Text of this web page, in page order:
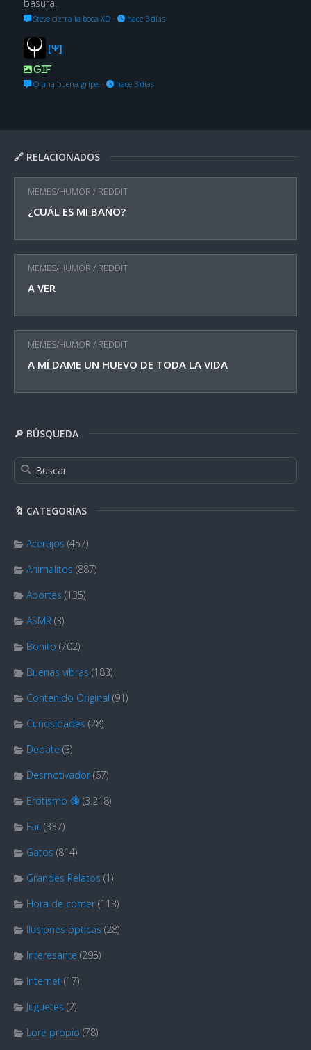
🔗 RELACIONADOS
MEMES/HUMOR / REDDIT
¿CUÁL ES MI BAÑO?
MEMES/HUMOR / REDDIT
A VER
MEMES/HUMOR / REDDIT
A MÍ DAME UN HUEVO DE TODA LA VIDA
🔎 BÚSQUEDA
🔖 CATEGORÍAS
Acertijos (457)
Animalitos (887)
Aportes (135)
ASMR (3)
Bonito (702)
Buenas vibras (183)
Contenido Original (91)
Curiosidades (28)
Debate (3)
Desmotivador (67)
Erotismo 🔞 (3.218)
Fail (337)
Gatos (814)
Grandes Relatos (1)
Hora de comer (113)
Ilusiones ópticas (28)
Interesante (295)
Internet (17)
Juguetes (2)
Lore propio (78)
basura.
Steve cierra la boca XD · hace 3 días
[Ψ]
GIF
O una buena gripe. · hace 3 días